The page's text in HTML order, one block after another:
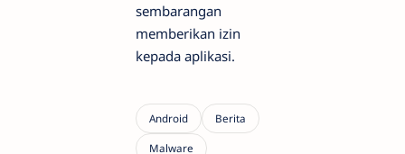
sembarangan
memberikan izin
kepada aplikasi.